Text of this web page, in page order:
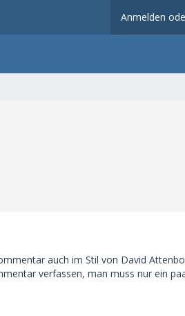
Anmelden
auch im Stil von David
verfassen, man muss nur ein